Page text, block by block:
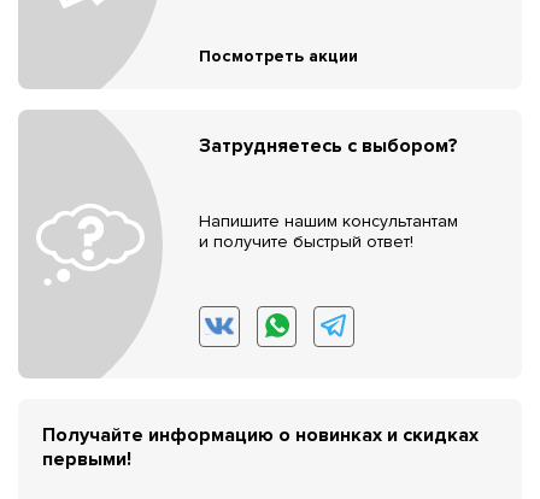
Посмотреть акции
Затрудняетесь с выбором?
Напишите нашим консультантам
и получите быстрый ответ!
Получайте информацию о новинках и скидках
первыми!